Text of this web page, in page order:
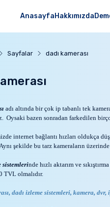
AnasayfaHakkımızda
Sayfalar dadı kamerası
adı altında bir çok ip tabanlı tek
Oysaki bazen sonradan farkedilen
internet bağlantı hızları oldukça
şekilde bu tarz kameraların üzerinde
sistemlerinde hızlı aktarım ve
TVL olmalıdır.
dadı izleme sistemleri, kamera,